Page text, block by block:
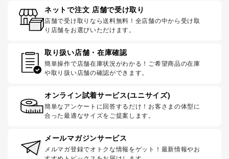
ネットで注文 店舗で受け取り
店舗で受け取りなら送料無料！全店舗の中から受け取
り店舗をお選びいただけます。
取り扱い店舗・在庫確認
簡単操作で店舗在庫状況がわかる！ご希望商品の在庫
や取り扱い店舗の確認ができます。
オンライン試着サービス(ユニサイズ)
簡単なアンケートに回答するだけ！お客さまの体型に
合った最適なサイズをご提案します。
メールマガジンサービス
メルマガ登録でオトクな情報をゲット！最新情報やお